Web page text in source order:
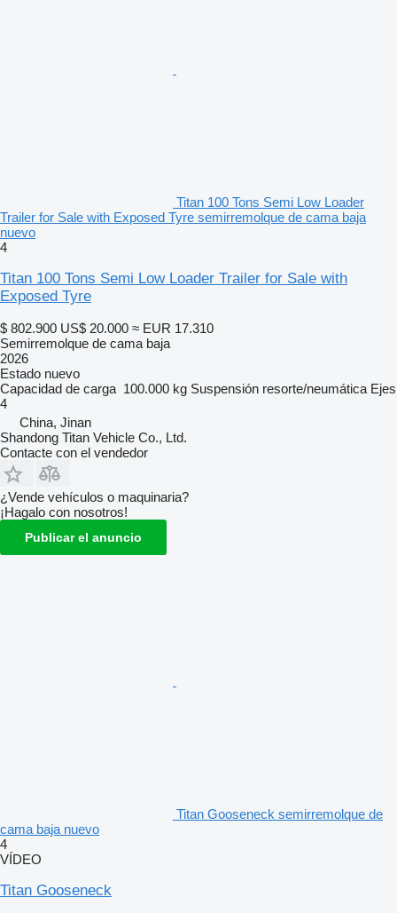
Titan 100 Tons Semi Low Loader
Trailer for Sale with Exposed Tyre semirremolque de cama baja
nuevo
4
Titan 100 Tons Semi Low Loader Trailer for Sale with
Exposed Tyre
$ 802.900 US$ 20.000 ≈ EUR 17.310
Semirremolque de cama baja
2026
Estado nuevo
Capacidad de carga 100.000 kg Suspensión resorte/neumática Ejes
4
China, Jinan
Shandong Titan Vehicle Co., Ltd.
Contacte con el vendedor
¿Vende vehículos o maquinaria?
¡Hagalo con nosotros!
Publicar el anuncio
Titan Gooseneck semirremolque de
cama baja nuevo
4
VÍDEO
Titan Gooseneck